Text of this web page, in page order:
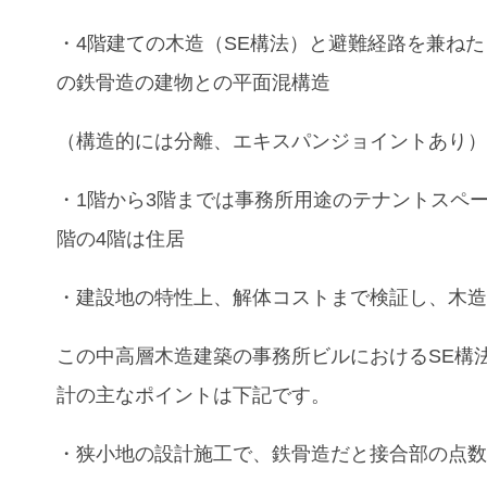
・4階建ての木造（SE構法）と避難経路を兼ね
の鉄骨造の建物との平面混構造
（構造的には分離、エキスパンジョイントあり）
・1階から3階までは事務所用途のテナントスペ
階の4階は住居
・建設地の特性上、解体コストまで検証し、木
この中高層木造建築の事務所ビルにおけるSE構
計の主なポイントは下記です。
・狭小地の設計施工で、鉄骨造だと接合部の点